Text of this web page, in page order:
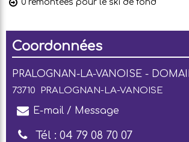
0 remontées pour le ski de fond
Coordonnées
PRALOGNAN-LA-VANOISE -
73710 PRALOGNAN-LA-VANOISE
E-mail / Message
Tél : 04 79 08 70 07